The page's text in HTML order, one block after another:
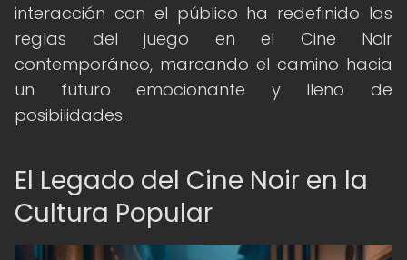
interacción con el público ha redefinido las
reglas del juego en el Cine Noir
contemporáneo, marcando el camino hacia
un futuro emocionante y lleno de
posibilidades.
El Legado del Cine Noir en la
Cultura Popular